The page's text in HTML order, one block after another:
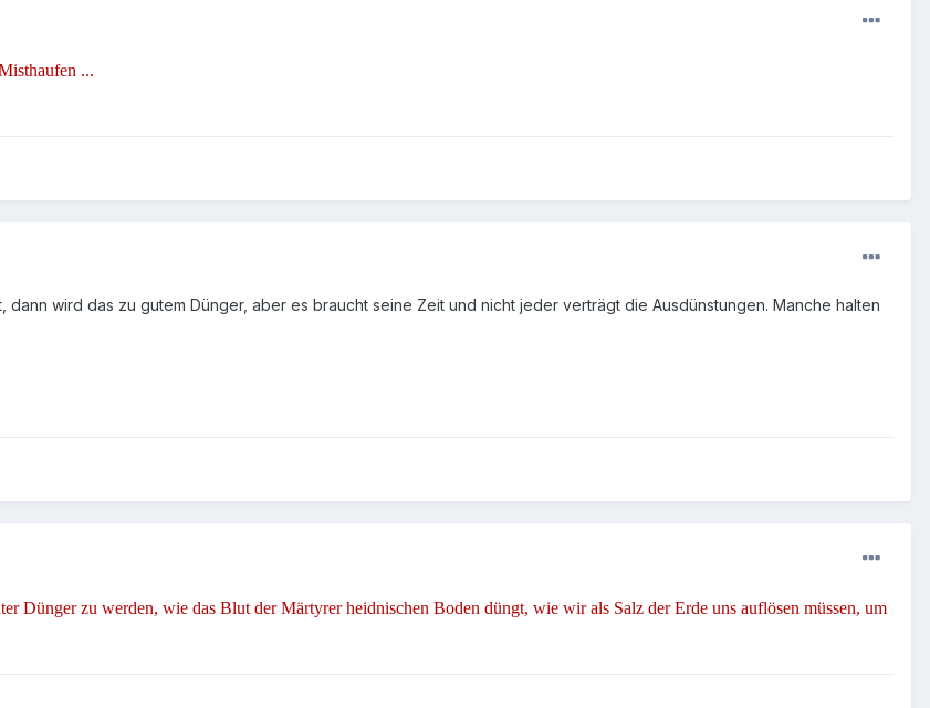
...
wird das zu gutem Dünger, aber es braucht seine Zeit und nicht jeder verträgt die Ausdünstungen. Manche halten
Dünger zu werden, wie das Blut der Märtyrer heidnischen Boden düngt, wie wir als Salz der Erde uns auflösen müssen, um